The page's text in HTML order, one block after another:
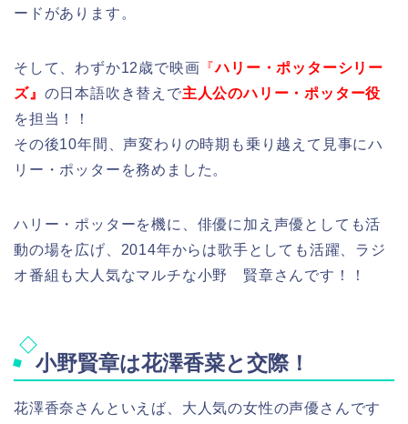
ードがあります。
そして、わずか12歳で映画 『ハリー・ポッターシリー
ズ』 の日本語吹き替えで主人公のハリー・ポッター役
を担当！！
その後10年間、声変わりの時期も乗り越えて見事にハ
リー・ポッターを務めました。
ハリー・ポッターを機に、俳優に加え声優としても活
動の場を広げ、2014年からは歌手としても活躍、ラジ
オ番組も大人気なマルチな小野 賢章さんです！！
小野賢章は花澤香菜と交際！
花澤香奈さんといえば、大人気の女性の声優さんです